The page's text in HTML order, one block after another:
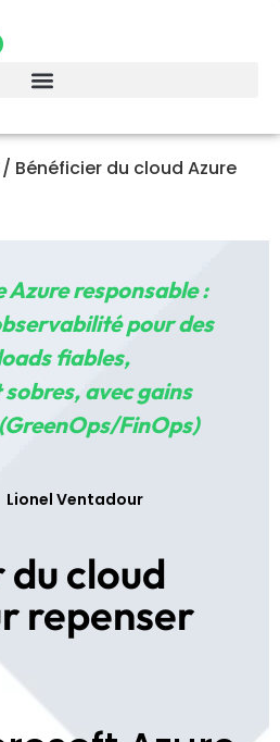
/ Bénéficier du cloud Azure
responsable :
pour des
fiables,
avec gains
FinOps)
Lionel Ventadour
cloud
repenser